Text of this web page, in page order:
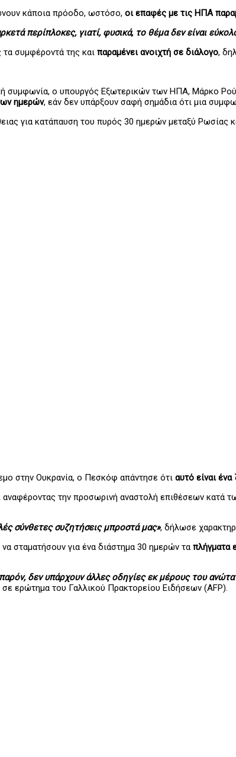
κάποια πρόοδο, ωστόσο, οι επαφές με τις ΗΠΑ
περίπλοκες, γιατί, φυσικά, το θέμα δεν είναι
συμφέροντά της και παραμένει ανοιχτή σε διάλογο,
συμφωνία, ο υπουργός Εξωτερικών των ΗΠΑ, Μάρκο
ημερών, εάν δεν υπάρξουν σαφή σημάδια ότι μια
για κατάπαυση του πυρός 30 ημερών μεταξύ Ρωσίας
στην Ουκρανία, ο Πεσκόφ απάντησε ότι αυτό είναι ένα
αναφέροντας την προσωρινή αναστολή επιθέσεων κατά
σύνθετες συζητήσεις μπροστά μας», δήλωσε
σταματήσουν για ένα διάστημα 30 ημερών τα πλήγματα
δεν υπάρχουν άλλες οδηγίες εκ μέρους του
ερώτημα του Γαλλικού Πρακτορείου Ειδήσεων (AFP).